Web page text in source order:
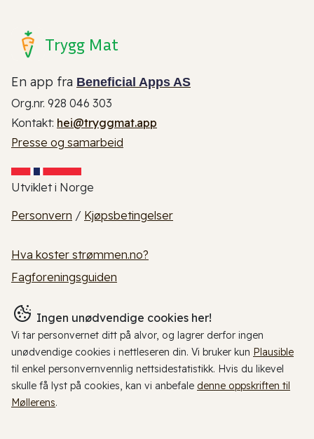
Trygg Mat
En app fra Beneficial Apps AS
Org.nr. 928 046 303
Kontakt: hei@tryggmat.app
Presse og samarbeid
Utviklet i Norge
Personvern / Kjøpsbetingelser
Hva koster strømmen.no?
Fagforeningsguiden
Ingen unødvendige cookies her!
Vi tar personvernet ditt på alvor, og lagrer derfor ingen
unødvendige cookies i nettleseren din. Vi bruker kun Plausible
til enkel personvernvennlig nettsidestatistikk. Hvis du likevel
skulle få lyst på cookies, kan vi anbefale denne oppskriften til
Møllerens.